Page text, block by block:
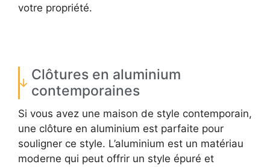
votre propriété.
Clôtures en aluminium
contemporaines
Si vous avez une maison de style contemporain,
une clôture en aluminium est parfaite pour
souligner ce style. L’aluminium est un matériau
moderne qui peut offrir un style épuré et